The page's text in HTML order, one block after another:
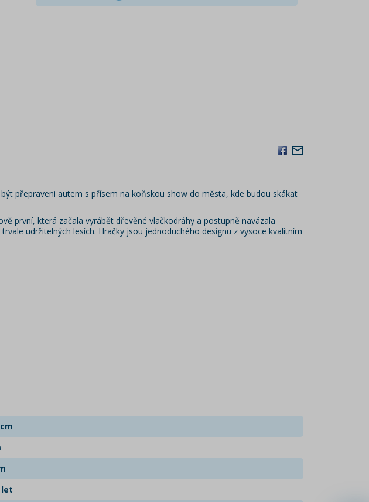
přepraveni autem s přísem na koňskou show do města, kde budou skákat
první, která začala vyrábět dřevěné vlačkodráhy a postupně navázala
udržitelných lesích. Hračky jsou jednoduchého designu z vysoce kvalitním
let